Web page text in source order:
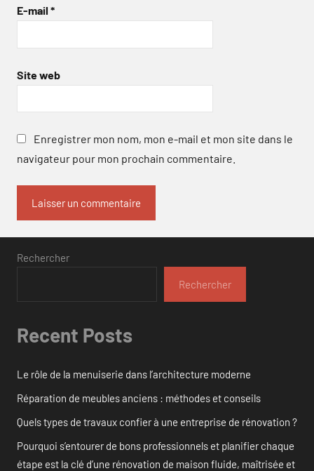
E-mail *
Site web
Enregistrer mon nom, mon e-mail et mon site dans le
navigateur pour mon prochain commentaire.
Rechercher
Rechercher
Recent Posts
Le rôle de la menuiserie dans l’architecture moderne
Réparation de meubles anciens : méthodes et conseils
Quels types de travaux confier à une entreprise de rénovation ?
Pourquoi s’entourer de bons professionnels et planifier chaque
étape est la clé d’une rénovation de maison fluide, maîtrisée et